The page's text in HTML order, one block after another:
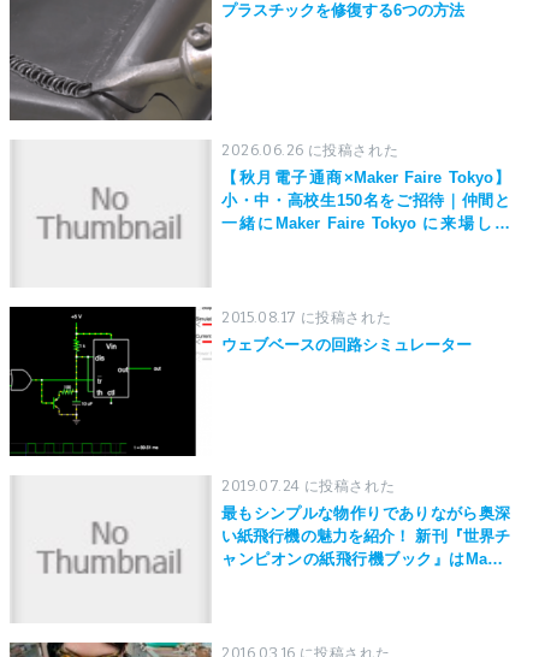
プラスチックを修復する6つの方法
2026.06.26 に投稿された
【秋月電子通商×Maker Faire Tokyo】
小・中・高校生150名をご招待｜仲間と
一緒にMaker Faire Tokyo に来場しよ
2015.08.17 に投稿された
ウェブベースの回路シミュレーター
2019.07.24 に投稿された
最もシンプルな物作りでありながら奥深
い紙飛行機の魅力を紹介！ 新刊『世界チ
ャンピオンの紙飛行機ブック』はMaker
2016.03.16 に投稿された